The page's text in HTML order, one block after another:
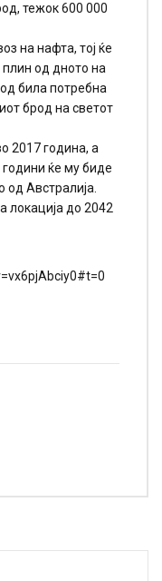
тежок 600 000
на нафта, тој ќе
од дното на
била потребна
брод на светот
2017 година, а
ќе му биде
од Австралија.
локација до 2042